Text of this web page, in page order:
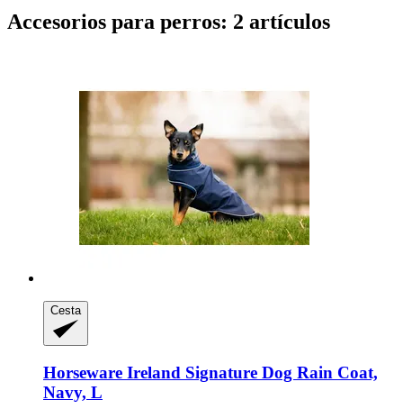
Accesorios para perros: 2 artículos
Cesta
Horseware Ireland Signature Dog Rain Coat,
Navy, L